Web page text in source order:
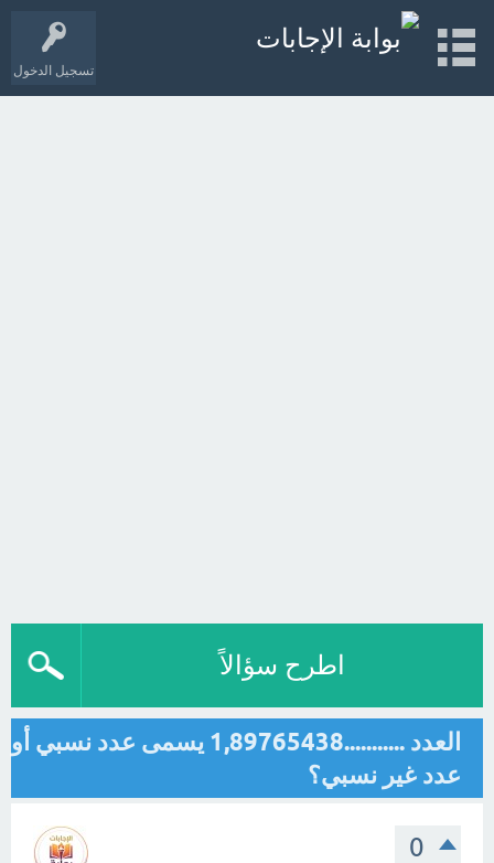
تسجيل الدخول
اطرح سؤالاً
العدد ...........1,89765438 يسمى عدد نسبي أو
عدد غير نسبي؟
0